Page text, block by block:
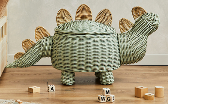
PARA AÑADIR AL CARRITO